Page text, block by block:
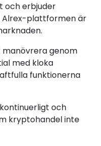
och erbjuder
Alrex-plattformen är
manövrera genom
med kloka
funktionerna
och
kryptohandel inte